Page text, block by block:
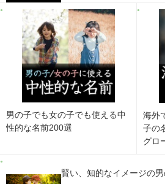
男の子でも女の子でも使える中
性的な名前200選
海外
子の
グロ
賢い、知的なイメージの